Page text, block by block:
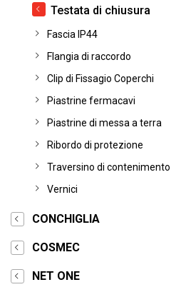
Testata di chiusura
Fascia IP44
Flangia di raccordo
Clip di Fissagio Coperchi
Piastrine fermacavi
Piastrine di messa a terra
Ribordo di protezione
Traversino di contenimento
Vernici
CONCHIGLIA
COSMEC
NET ONE